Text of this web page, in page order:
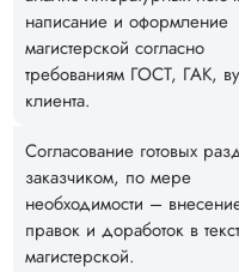
написание и оформление
магистерской согласно
требованиям ГОСТ, ГАК,
клиента.
Согласование готовых
заказчиком, по мере
необходимости –
правок и доработок в текст
магистерской.